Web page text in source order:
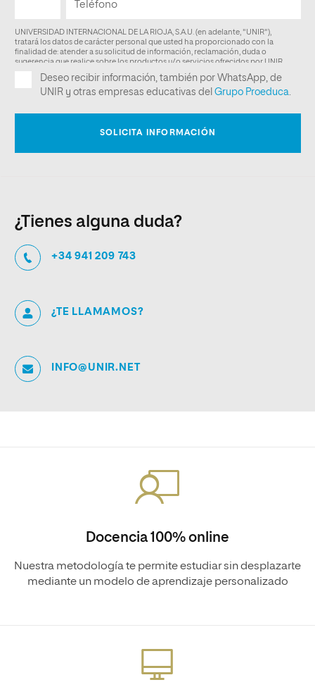
¿Tienes alguna duda?
+34 941 209 743
¿TE LLAMAMOS?
INFO@UNIR.NET
Docencia 100% online
Nuestra metodología te permite estudiar sin desplazarte
mediante un modelo de aprendizaje personalizado